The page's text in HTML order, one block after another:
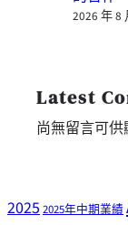
2026 年 8
Latest
尚無留言可供
2025 2025年中期業績